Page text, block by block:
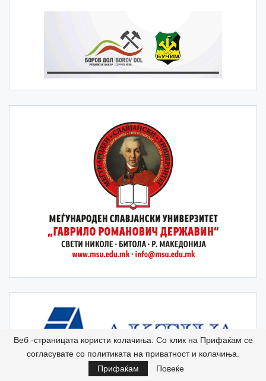
Веб -страницата користи колачиња. Со клик на Прифаќам се
согласувате со политиката на приватност и колачиња.
Прифаќам
Повеќе